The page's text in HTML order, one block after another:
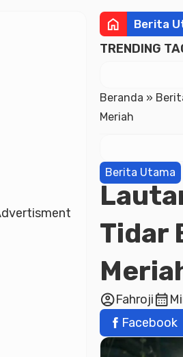
home Berita
TRENDING
Beranda »
Meriah
Berita Utama
Tidar
account_circleFahrojicalendar_month
Facebook